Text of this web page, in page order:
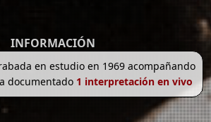
INFORMACIÓN
en estudio en 1969 acompañando
documentado 1 interpretación en vivo